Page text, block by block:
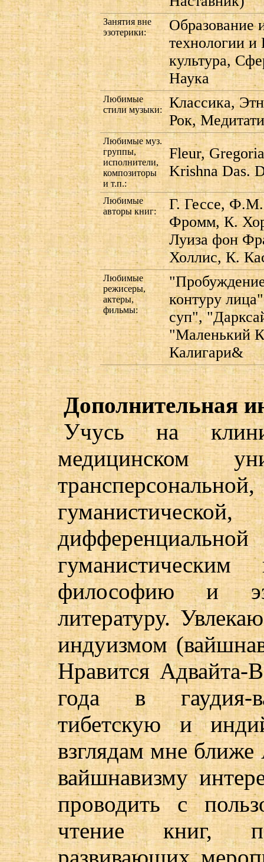
Занятия вне
эзотерики:
Образование
технологии и
культура,
Наука
Любимые
стили музыки:
Классика,
Рок,
Любимые муз.
группы,
исполнители,
композиторы
и т.п.:
Fleur,
Krishna Das.
Любимые
авторы книг:
Г. Гессе,
Фромм, К.
Луиза фон
Холлис, К.
Любимые
режисеры,
актеры,
фильмы:
контуру
суп",
"Маленький
Калигари&
Дополнительная
Учусь на
медицинском
философию и
литературу.
индуизмом
Нравится Адвайта-
года в гаудия-
тибетскую и
взглядам мне ближе
вайшнавизму
проводить с
чтение книг,
развивающих